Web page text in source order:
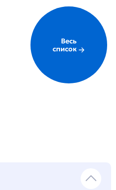
Весь
список